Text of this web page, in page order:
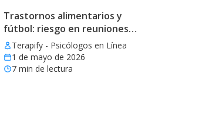
Trastornos alimentarios y
fútbol: riesgo en reuniones
mundialistas
Terapify - Psicólogos en Línea
1 de mayo de 2026
7min de lectura